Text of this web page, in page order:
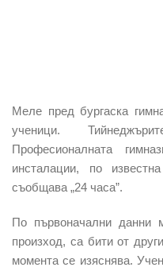
Меле пред бургаска
ученици.
Професионалната
инсталации, по
съобщава „24 часа”.
По първоначални данни
произход, са бити от
момента се изяснява.